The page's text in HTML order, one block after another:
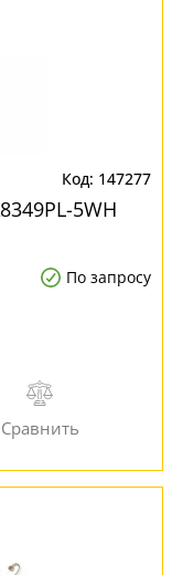
147277
5WH
По запросу